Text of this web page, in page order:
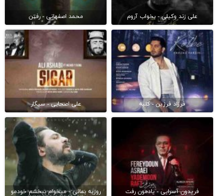
علی زند وکیلی - بخواب آروم محمد اصفهانی - رفتن
فرزاد فرزین - کلبه علی اصحابی - سیگار
فریدون آسرایی - یادمون رفت روزبه بمانی - میخوام ببخشم خودمو